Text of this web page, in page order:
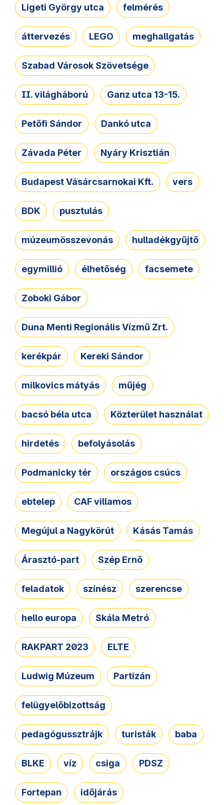
Ligeti György utca felmérés
áttervezés LEGO meghallgatás
Szabad Városok Szövetsége
II. világháború Ganz utca 13-15.
Petőfi Sándor Dankó utca
Závada Péter Nyáry Krisztián
Budapest Vásárcsarnokai Kft. vers
BDK pusztulás
múzeumösszevonás hulladékgyűjtő
egymillió élhetőség facsemete
Zoboki Gábor
Duna Menti Regionális Vízmű Zrt.
kerékpár Kereki Sándor
milkovics mátyás műjég
bacsó béla utca Közterület használat
hirdetés befolyásolás
Podmanicky tér országos csúcs
ebtelep CAF villamos
Megújul a Nagykörút Kásás Tamás
Árasztó-part Szép Ernő
feladatok színész szerencse
hello europa Skála Metró
RAKPART 2023 ELTE
Ludwig Múzeum Partizán
felügyelőbizottság
pedagógussztrájk turisták baba
BLKE víz csiga PDSZ
Fortepan időjárás